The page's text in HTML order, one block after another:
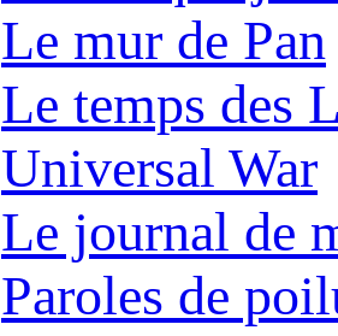
Le mur de Pan
Le temps des
Universal War
Le journal de
Paroles de